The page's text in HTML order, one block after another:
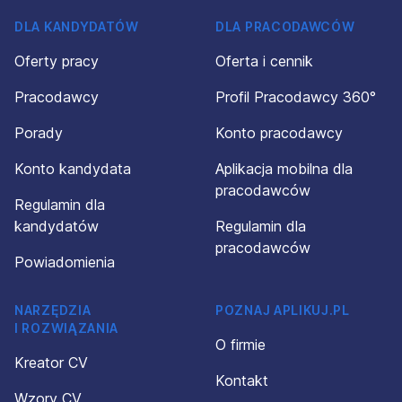
DLA KANDYDATÓW
Oferty pracy
Pracodawcy
Porady
Konto kandydata
Regulamin dla
kandydatów
Powiadomienia
DLA PRACODAWCÓW
Oferta i cennik
Profil Pracodawcy 360°
Konto pracodawcy
Aplikacja mobilna dla
pracodawców
Regulamin dla
pracodawców
NARZĘDZIA
I ROZWIĄZANIA
Kreator CV
Wzory CV
POZNAJ APLIKUJ.PL
O firmie
Kontakt